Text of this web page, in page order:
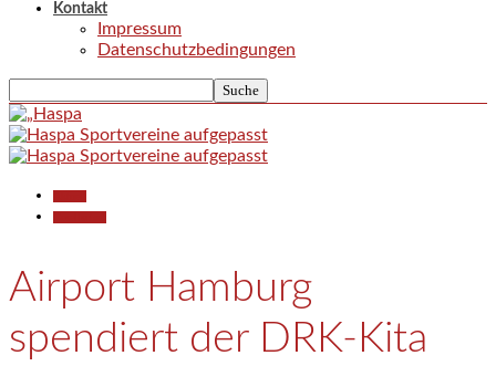
Kontakt
Impressum
Datenschutzbedingungen
Airport Hamburg
spendiert der DRK-Kita